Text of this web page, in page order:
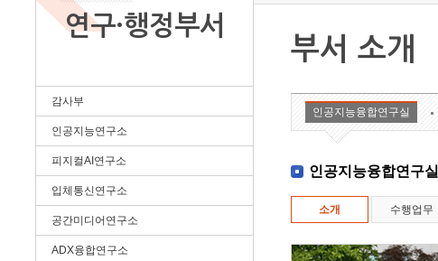
연구·행정부서
감사부
인공지능연구소
피지컬AI연구소
입체통신연구소
공간미디어연구소
ADX융합연구소
부서 소개
인공지능융합연구실
인공지능융합연구실
소개 수행업무